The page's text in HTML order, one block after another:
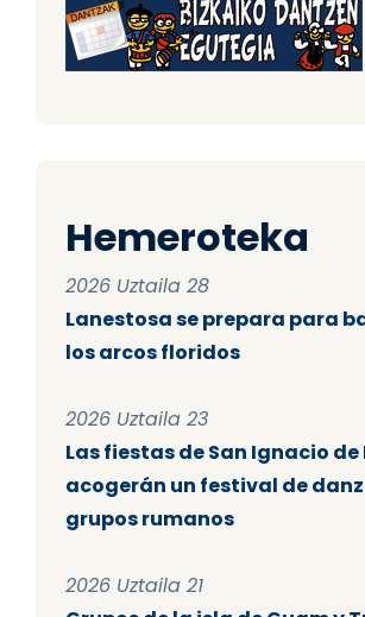
Hemeroteka
2026 Uztaila 28
Lanestosa se prepara para
los arcos floridos
2026 Uztaila 23
Las fiestas de San Ignacio de
acogerán un festival de
grupos rumanos
2026 Uztaila 21